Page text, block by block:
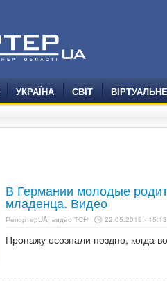
УКРАЇНА СВІТ
В Германии молодые
младенца. Видео
РепортерUA, видео ТСН 22.05.2019 - 15:13
Пропажу осознали поздно, когда